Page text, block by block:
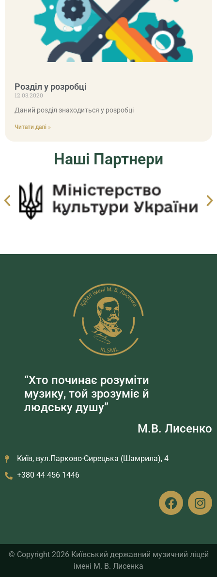
Розділ у розробці
12.03.2020
Даний розділ знаходиться у розробці
Читати далі »
Наші Партнери
“Хто починає розуміти
музику, той зрозуміє й
людську душу”
М.В. Лисенко
Київ, вул.Парково-Сирецька (Шамрила), 4
+380 44 456 1446
© Copyright 2026 Київський державний музичний ліцей
імені М. В. Лисенка